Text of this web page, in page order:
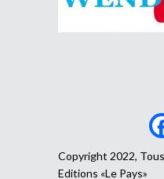
Copyright 2022,
Editions «Le Pays»